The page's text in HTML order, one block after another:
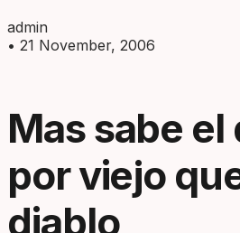
admin
• 21 November, 2006
Mas sabe el
por viejo
diablo